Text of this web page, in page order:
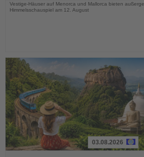
Vestige-Häuser auf Menorca und Mallorca bieten
Himmelsschauspiel am 12. August
03.08.2026